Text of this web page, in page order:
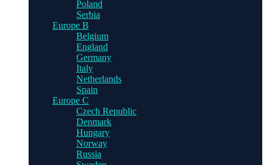
Poland
Serbia
Europe B
Belgium
England
Germany
Italy
Netherlands
Spain
Europe C
Czech Republic
Denmark
Hungary
Norway
Russia